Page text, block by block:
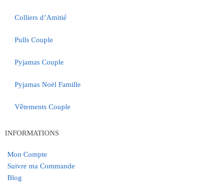
Colliers d’Amitié
Pulls Couple
Pyjamas Couple
Pyjamas Noël Famille
Vêtements Couple
INFORMATIONS
Mon Compte
Suivre ma Commande
Blog